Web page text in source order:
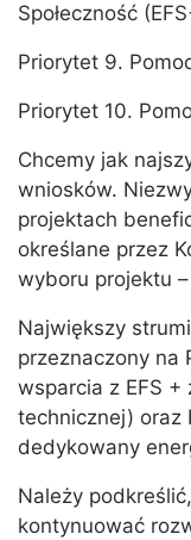
Społeczność
Priorytet 9.
Priorytet 10.
Chcemy jak
wniosków.
projektach
określane przez
wyboru projektu
Największy
przeznaczony na
wsparcia z EFS +
technicznej) oraz
dedykowany
Należy
kontynuować